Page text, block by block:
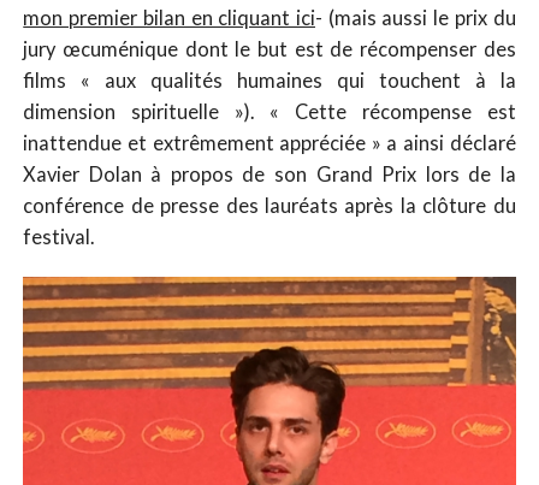
mon premier bilan en cliquant ici- (mais aussi le prix du
jury œcuménique dont le but est de récompenser des
films « aux qualités humaines qui touchent à la
dimension spirituelle »). « Cette récompense est
inattendue et extrêmement appréciée » a ainsi déclaré
Xavier Dolan à propos de son Grand Prix lors de la
conférence de presse des lauréats après la clôture du
festival.